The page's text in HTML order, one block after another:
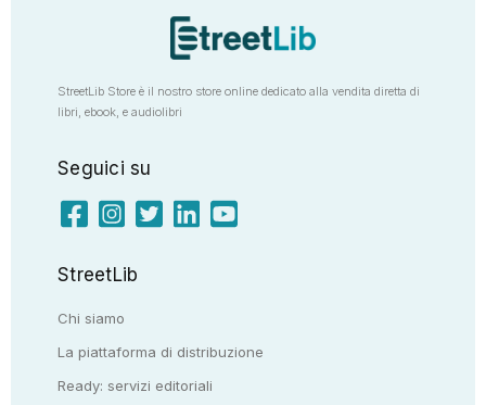
StreetLib Store è il nostro store online dedicato alla vendita diretta di
libri, ebook, e audiolibri
Seguici su
StreetLib
Chi siamo
La piattaforma di distribuzione
Ready: servizi editoriali